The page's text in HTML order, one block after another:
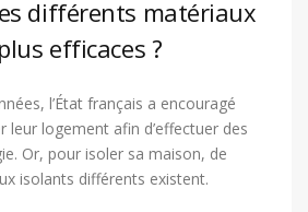
différents matériaux
efficaces ?
l’État français a encouragé
leur logement afin d’effectuer des
Or, pour isoler sa maison, de
isolants différents existent.